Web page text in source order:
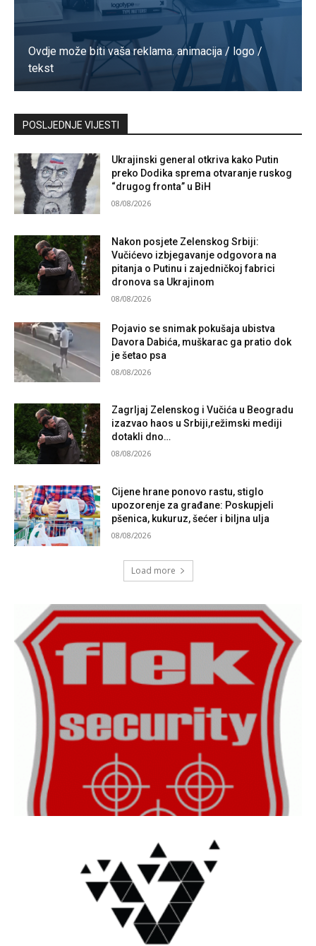
Ovdje može biti vaša reklama. animacija / logo /
tekst
Kontaktirajte nas
POSLJEDNJE VIJESTI
Ukrajinski general otkriva kako Putin
preko Dodika sprema otvaranje ruskog
“drugog fronta” u BiH
08/08/2026
Nakon posjete Zelenskog Srbiji:
Vučićevo izbjegavanje odgovora na
pitanja o Putinu i zajedničkoj fabrici
dronova sa Ukrajinom
08/08/2026
Pojavio se snimak pokušaja ubistva
Davora Dabića, muškarac ga pratio dok
je šetao psa
08/08/2026
Zagrljaj Zelenskog i Vučića u Beogradu
izazvao haos u Srbiji,režimski mediji
dotakli dno…
08/08/2026
Cijene hrane ponovo rastu, stiglo
upozorenje za građane: Poskupjeli
pšenica, kukuruz, šećer i biljna ulja
08/08/2026
Load more